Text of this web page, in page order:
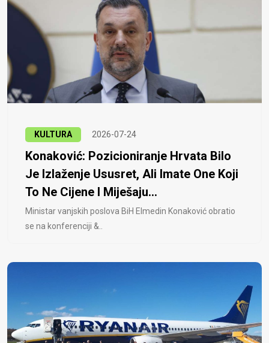
KULTURA 2026-07-24
Konaković: Pozicioniranje Hrvata Bilo
Je Izlaženje Ususret, Ali Imate One Koji
To Ne Cijene I Miješaju...
Ministar vanjskih poslova BiH Elmedin Konaković obratio
se na konferenciji &..